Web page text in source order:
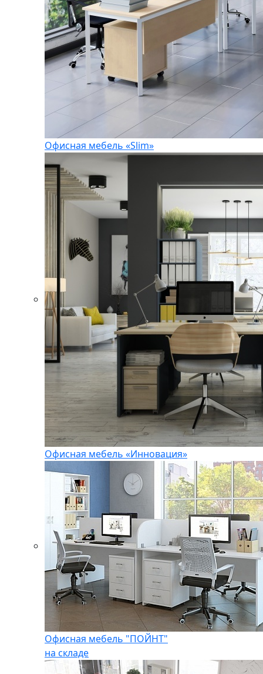
Офисная мебель «Slim»
Офисная мебель «Инновация»
Офисная мебель "ПОЙНТ"
на складе